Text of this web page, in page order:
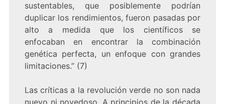
sustentables, que posiblemente podrían
duplicar los rendimientos, fueron pasadas por
alto a medida que los científicos se
enfocaban en encontrar la combinación
genética perfecta, un enfoque con grandes
limitaciones.” (7)
Las críticas a la revolución verde no son nada